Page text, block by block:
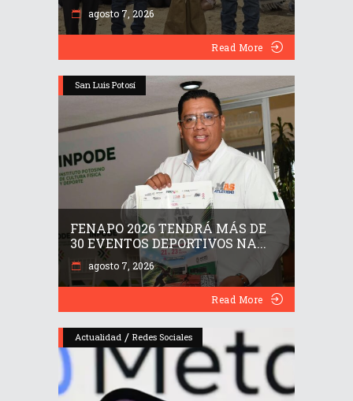
agosto 7, 2026
Read More
San Luis Potosí
FENAPO 2026 TENDRÁ MÁS DE
30 EVENTOS DEPORTIVOS NA...
agosto 7, 2026
Read More
Actualidad / Redes Sociales